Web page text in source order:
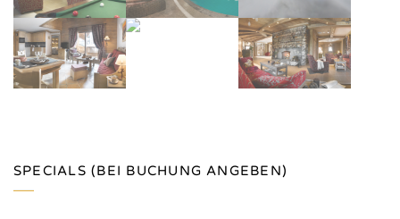
SPECIALS (BEI BUCHUNG ANGEBEN)